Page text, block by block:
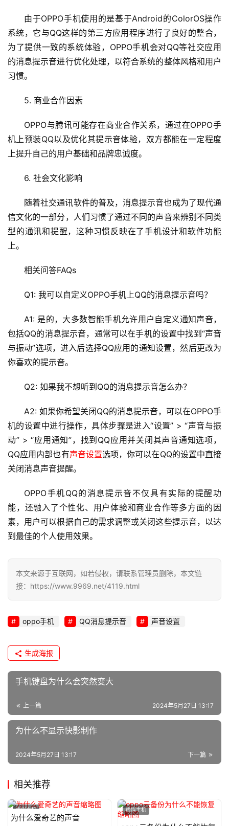
器
虚
拟
术
教
N
服
务
网
络
安
n
u
x
运
由于OPPO手机使用的是基于Android的ColorOS操作
系统，它与QQ这样的第三方应用程序进行了良好的整合，
为了提供一致的系统体验，OPPO手机会对QQ等社交应用
的消息提示音进行优化处理，以符合系统的整体风格和用户
习惯。
5. 商业合作因素
OPPO与腾讯可能存在商业合作关系，通过在OPPO手
机上预装QQ以及优化其提示音体验，双方都能在一定程度
上提升自己的用户基础和品牌忠诚度。
6. 社会文化影响
随着社交通讯软件的普及，消息提示音也成为了现代通
信文化的一部分，人们习惯了通过不同的声音来辨别不同类
型的通讯和提醒，这种习惯反映在了手机设计和软件功能
上。
相关问答FAQs
Q1: 我可以自定义OPPO手机上QQ的消息提示音吗？
A1: 是的，大多数智能手机允许用户自定义通知声音，
包括QQ的消息提示音，通常可以在手机的设置中找到“声音
与振动”选项，进入后选择QQ应用的通知设置，然后更改为
你喜欢的提示音。
Q2: 如果我不想听到QQ的消息提示音怎么办？
A2: 如果你希望关闭QQ的消息提示音，可以在OPPO手
机的设置中进行操作，具体步骤是进入“设置” > “声音与振
动” > “应用通知”，找到QQ应用并关闭其声音通知选项，
QQ应用内部也有声音设置选项，你可以在QQ的设置中直接
关闭消息声音提醒。
OPPO手机QQ的消息提示音不仅具有实际的提醒功
能，还融入了个性化、用户体验和商业合作等多方面的因
素，用户可以根据自己的需求调整或关闭这些提示音，以达
到最佳的个人使用效果。
本文来源于互联网，如若侵权，请联系管理员删除，本文链
接：https://www.9969.net/4119.html
oppo手机 QQ消息提示音 声音设置
生成海报
手机键盘为什么会突然变大
上一篇 2024年5月27日 13:17
为什么不显示快影制作
下一篇
2024年5月27日 13:17
相关推荐
虚拟主机
为什么爱奇艺的声音
虚拟主机